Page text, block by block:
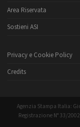
Area Riservata
Sostieni ASI
Privacy e Cookie Policy
Credits
Agenzia Stampa Italia:
Registrazione N° 33/